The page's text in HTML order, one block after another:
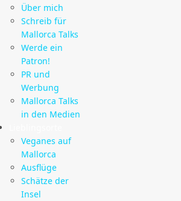
Über mich
Schreib für
Mallorca Talks
Werde ein
Patron!
PR und
Werbung
Mallorca Talks
in den Medien
Veganes auf
Mallorca
Ausflüge
Schätze der
Insel